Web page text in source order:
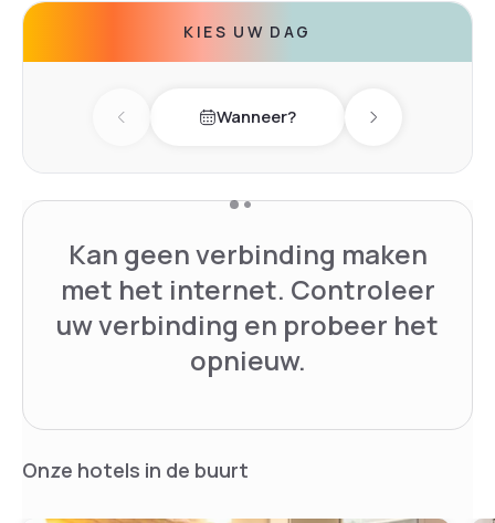
KIES UW DAG
Previous dayWanneer? Next day
Kan geen verbinding maken
met het internet. Controleer
uw verbinding en probeer het
opnieuw.
Onze hotels in de buurt